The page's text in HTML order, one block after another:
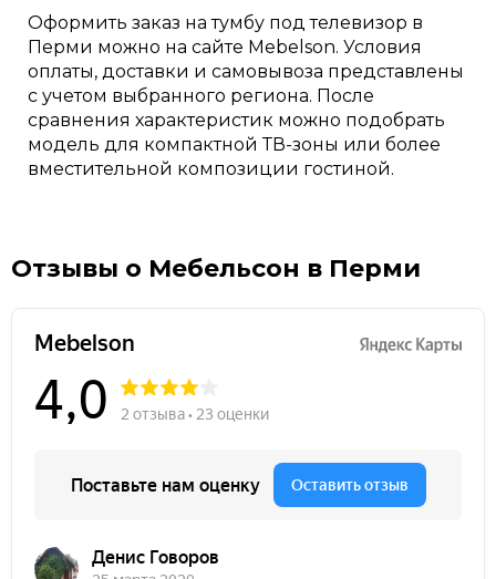
Оформить заказ на тумбу под телевизор в
Перми можно на сайте Mebelson. Условия
оплаты, доставки и самовывоза представлены
с учетом выбранного региона. После
сравнения характеристик можно подобрать
модель для компактной ТВ-зоны или более
вместительной композиции гостиной.
Отзывы о Мебельсон в Перми